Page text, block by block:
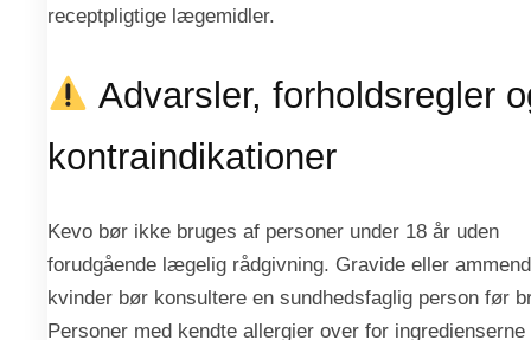
receptpligtige lægemidler.
Advarsler, forholdsregler
kontraindikationer
Kevo bør ikke bruges af personer under 18 år uden
forudgående lægelig rådgivning. Gravide eller
kvinder bør konsultere en sundhedsfaglig person før
Personer med kendte allergier over for ingredienserne